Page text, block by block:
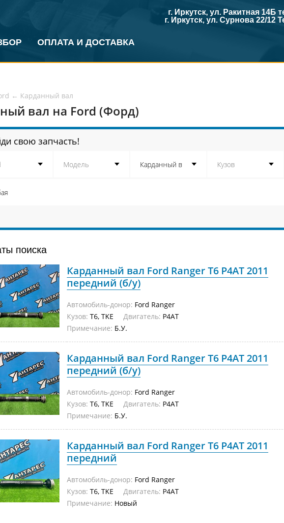
ОПЛАТА И ДОСТАВКА
г. Иркутск, ул. Ракитная 14Б
г. Иркутск, ул. Сурнова 22/12
← Карданный вал
вал на Ford (Форд)
свою запчасть!
поиска
Карданный вал Ford Ranger T6 P4AT 2011
передний (б/у)
Автомобиль-донор: Ford Ranger
Кузов: T6, TKE Двигатель: P4AT
Примечание: Б.У.
Карданный вал Ford Ranger T6 P4AT 2011
передний (б/у)
Автомобиль-донор: Ford Ranger
Кузов: T6, TKE Двигатель: P4AT
Примечание: Б.У.
Карданный вал Ford Ranger T6 P4AT 2011
передний
Автомобиль-донор: Ford Ranger
Кузов: T6, TKE Двигатель: P4AT
Примечание: Новый